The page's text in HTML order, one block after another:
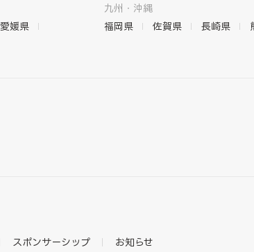
愛媛県
九州・沖縄
福岡県
佐賀県 長崎県
スポンサーシップ お知らせ